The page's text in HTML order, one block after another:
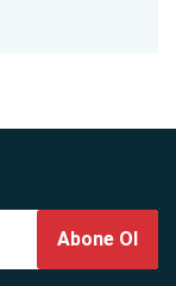
Abone Ol